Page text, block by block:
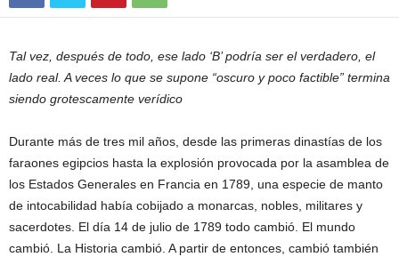
Tal vez, después de todo, ese lado ‘B’ podría ser el verdadero, el
lado real. A veces lo que se supone “oscuro y poco factible” termina
siendo grotescamente verídico
Durante más de tres mil años, desde las primeras dinastías de los
faraones egipcios hasta la explosión provocada por la asamblea de
los Estados Generales en Francia en 1789, una especie de manto
de intocabilidad había cobijado a monarcas, nobles, militares y
sacerdotes. El día 14 de julio de 1789 todo cambió. El mundo
cambió. La Historia cambió. A partir de entonces, cambió también